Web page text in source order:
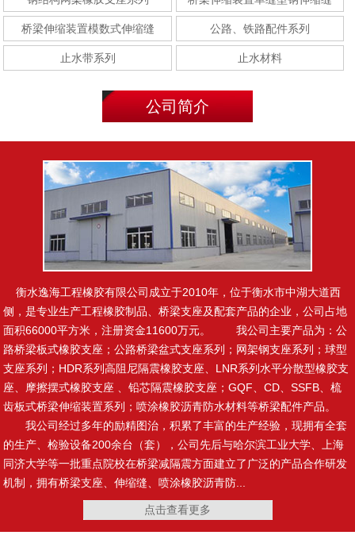
E型钢(E-40型/E-60型/E-
80型)
F型钢(F-40型/F-60型/F-
80型)
聚乙烯胶泥 聚硫密封胶
止水钢板 制品型遇水膨胀止水条
腻子型遇水膨胀止水条 橡塑止水带
复合止水带 施工缝用橡胶止水带
桥梁伸缩装置模数式伸缩缝 公路、铁路配件系列
止水带系列 止水材料
公司简介
衡水逸海工程橡胶有限公司成立于2010年，位于衡水市中湖大道西
侧，是专业生产工程橡胶制品、桥梁支座及配套产品的企业，公司占地
面积66000平方米，注册资金11600万元。 我公司主要产品为：公
路桥梁板式橡胶支座；公路桥梁盆式支座系列；网架钢支座系列；球型
支座系列；HDR系列高阻尼隔震橡胶支座、LNR系列水平分散型橡胶支
座、摩擦摆式橡胶支座 、铅芯隔震橡胶支座；GQF、CD、SSFB、梳
齿板式桥梁伸缩装置系列；喷涂橡胶沥青防水材料等桥梁配件产品。
我公司经过多年的励精图治，积累了丰富的生产经验，现拥有全套
的生产、检验设备200余台（套），公司先后与哈尔滨工业大学、上海
同济大学等一批重点院校在桥梁减隔震方面建立了广泛的产品合作研发
机制，拥有桥梁支座、伸缩缝、喷涂橡胶沥青防...
点击查看更多